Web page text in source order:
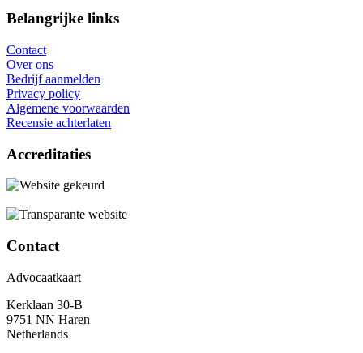
Belangrijke links
Contact
Over ons
Bedrijf aanmelden
Privacy policy
Algemene voorwaarden
Recensie achterlaten
Accreditaties
Contact
Advocaatkaart
Kerklaan 30-B
9751 NN Haren
Netherlands